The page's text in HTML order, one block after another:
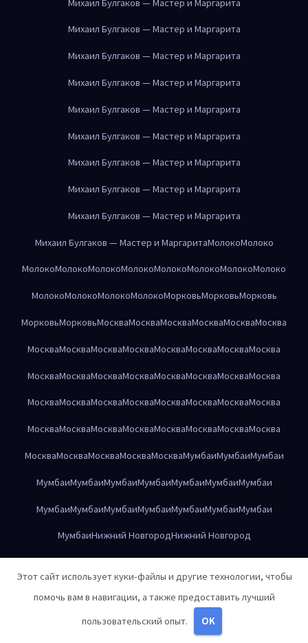
Михаил Булгаков — Мастер и Маргарита
Михаил Булгаков — Мастер и Маргарита
Михаил Булгаков — Мастер и Маргарита
Михаил Булгаков — Мастер и Маргарита
Михаил Булгаков — Мастер и Маргарита
Михаил Булгаков — Мастер и Маргарита
Михаил Булгаков — Мастер и Маргарита
Михаил Булгаков — Мастер и Маргарита
Михаил Булгаков — Мастер и МаргаритаМолокоМолоко
МолокоМолокоМолокоМолокоМолокоМолокоМолокоМолоко
МолокоМолокоМолокоМолокоМорковьМорковьМорковь
МорковьМорковьМоскваМоскваМоскваМоскваМоскваМосква
МоскваМоскваМоскваМоскваМоскваМоскваМоскваМосква
МоскваМоскваМоскваМоскваМоскваМоскваМоскваМосква
МоскваМоскваМоскваМоскваМоскваМоскваМоскваМосква
МоскваМоскваМоскваМоскваМоскваМоскваМоскваМосква
МоскваМоскваМоскваМоскваМоскваМумбаиМумбаиМумбаи
МумбаиМумбаиМумбаиМумбаиМумбаиМумбаиМумбаи
МумбаиМумбаиМумбаиМумбаиМумбаиМумбаиМумбаи
МумбаиНижний НовгородНижний Новгород
Нижний НовгородНижний НовгородНижний Новгород
Нижний Новгород Нижний Новгород
Этот сайт использует куки-файлы и другие технологии, чтобы
помочь вам в навигации, а также предоставить лучший
пользовательский опыт.
OK